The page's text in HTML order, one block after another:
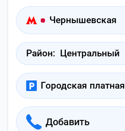
Чернышевская
Район: Центральный
Городская платная
Добавить